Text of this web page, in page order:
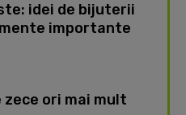
idei de bijuterii
importante
ori mai mult